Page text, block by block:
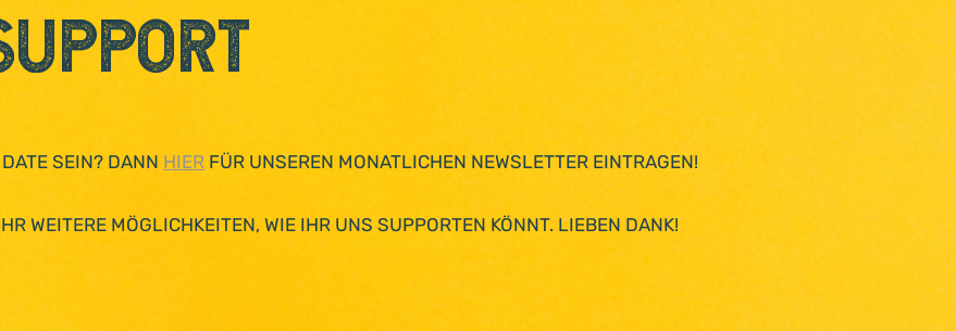
SEIN? DANN HIER FÜR UNSEREN MONATLICHEN NEWSLETTER EINTRAGEN!
WEITERE MÖGLICHKEITEN, WIE IHR UNS SUPPORTEN KÖNNT. LIEBEN DANK!